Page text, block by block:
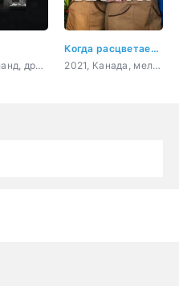
2021, Таиланд, драма
Когда расцветает любовь
2021, Канада, мелодрама, комедия